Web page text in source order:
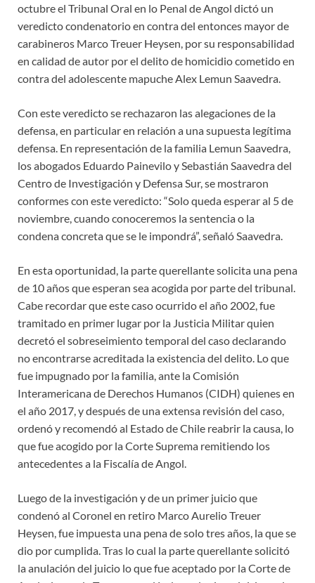
octubre el Tribunal Oral en lo Penal de Angol dictó un
veredicto condenatorio en contra del entonces mayor de
carabineros Marco Treuer Heysen, por su responsabilidad
en calidad de autor por el delito de homicidio cometido en
contra del adolescente mapuche Alex Lemun Saavedra.
Con este veredicto se rechazaron las alegaciones de la
defensa, en particular en relación a una supuesta legítima
defensa. En representación de la familia Lemun Saavedra,
los abogados Eduardo Painevilo y Sebastián Saavedra del
Centro de Investigación y Defensa Sur, se mostraron
conformes con este veredicto: “Solo queda esperar al 5 de
noviembre, cuando conoceremos la sentencia o la
condena concreta que se le impondrá”, señaló Saavedra.
En esta oportunidad, la parte querellante solicita una pena
de 10 años que esperan sea acogida por parte del tribunal.
Cabe recordar que este caso ocurrido el año 2002, fue
tramitado en primer lugar por la Justicia Militar quien
decretó el sobreseimiento temporal del caso declarando
no encontrarse acreditada la existencia del delito. Lo que
fue impugnado por la familia, ante la Comisión
Interamericana de Derechos Humanos (CIDH) quienes en
el año 2017, y después de una extensa revisión del caso,
ordenó y recomendó al Estado de Chile reabrir la causa, lo
que fue acogido por la Corte Suprema remitiendo los
antecedentes a la Fiscalía de Angol.
Luego de la investigación y de un primer juicio que
condenó al Coronel en retiro Marco Aurelio Treuer
Heysen, fue impuesta una pena de solo tres años, la que se
dio por cumplida. Tras lo cual la parte querellante solicitó
la anulación del juicio lo que fue aceptado por la Corte de